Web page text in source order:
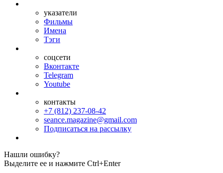
указатели
Фильмы
Имена
Тэги
соцсети
Вконтакте
Telegram
Youtube
контакты
+7 (812) 237-08-42
seance.magazine@gmail.com
Подписаться на рассылку
Нашли ошибку?
Выделите ее и нажмите Ctrl+Enter